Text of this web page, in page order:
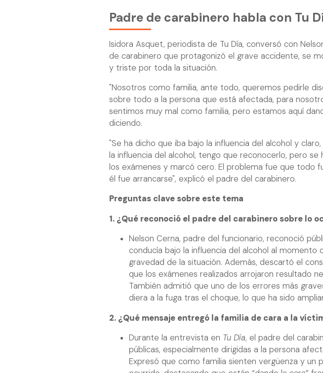
Padre de carabinero habla con Tu
Isidora Asquet, periodista de Tu Día, conversó con
de carabinero que protagonizó el grave accidente, se
y triste por toda la situación.
"Nosotros como familia, ante todo, queremos pedirle
sobre todo a la persona que está afectada, para
sentimos muy mal como familia, pero estamos aquí
diciendo.
"Se ha dicho que iba bajo la influencia del alcohol y
la influencia del alcohol, tengo que reconocerlo, pero se
los exámenes y marcó cero. El problema fue que todo
él fue arrancarse", explicó el padre del carabinero.
Preguntas clave sobre este tema
1. ¿Qué reconoció el padre del carabinero sobre lo
Nelson Cerna, padre del funcionario, reconoció
conducía bajo la influencia del alcohol al momento
gravedad de la situación. Además, descartó el
que los exámenes realizados arrojaron resultado
También admitió que uno de los errores más
diera a la fuga tras el choque, lo que ha sido
2. ¿Qué mensaje entregó la familia de cara a la
Durante la entrevista en Tu Día, el padre del
públicas, especialmente dirigidas a la persona
Expresó que como familia sienten vergüenza y un